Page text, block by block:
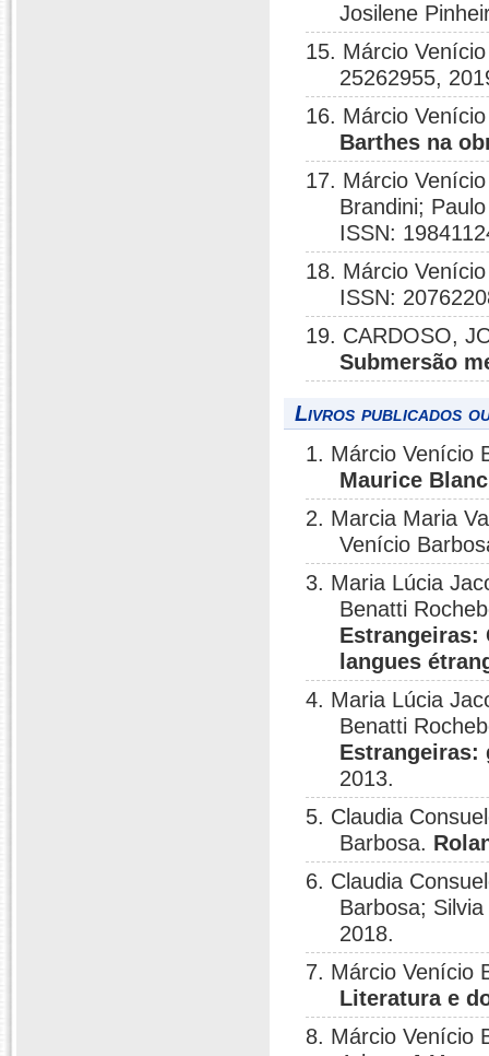
Josilene
15. Márcio
25262955,
16. Márcio
Barthes na
17. Márcio
Brandini;
ISSN:
18. Márcio
ISSN:
19. CARDOSO,
Submersão
Livros publicados
1. Márcio Venício
Maurice
2. Marcia Maria
Venício
3. Maria Lúcia
Benatti
Estrangeiras:
langues
4. Maria Lúcia
Benatti
Estrangeiras:
2013.
5. Claudia
Barbosa.
6. Claudia
Barbosa;
2018.
7. Márcio Venício
Literatura e
8. Márcio Venício